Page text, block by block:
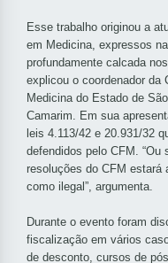
Esse trabalho originou a
em Medicina, expressos
profundamente calcada
explicou o coordenador da
Medicina do Estado de
Camarim. Em sua
leis 4.113/42 e 20.931/32
defendidos pelo CFM.
resoluções do CFM estará
como ilegal”, argumenta.
Durante o evento foram
fiscalização em vários
de desconto, cursos de